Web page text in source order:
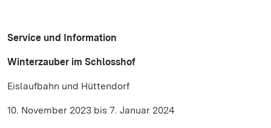
Service und Information
Winterzauber im Schlosshof
Eislaufbahn und Hüttendorf
10. November 2023 bis 7. Januar 2024